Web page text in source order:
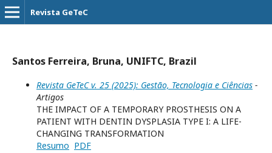
Revista GeTeC
Santos Ferreira, Bruna, UNIFTC, Brazil
Revista GeTeC v. 25 (2025): Gestão, Tecnologia e Ciências -
Artigos
THE IMPACT OF A TEMPORARY PROSTHESIS ON A
PATIENT WITH DENTIN DYSPLASIA TYPE I: A LIFE-
CHANGING TRANSFORMATION
Resumo PDF